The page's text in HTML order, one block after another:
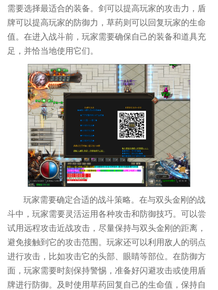
需要选择最适合的装备。剑可以提高玩家的攻击力，盾
牌可以提高玩家的防御力，草药则可以回复玩家的生命
值。在进入战斗前，玩家需要确保自己的装备和道具充
足，并恰当地使用它们。
玩家需要确定合适的战斗策略。在与双头金刚的战
斗中，玩家需要灵活运用各种攻击和防御技巧。可以尝
试用远程攻击近战攻击，尽量保持与双头金刚的距离，
避免接触到它的攻击范围。玩家还可以利用敌人的弱点
进行攻击，比如攻击它的头部、眼睛等部位。在防御方
面，玩家需要时刻保持警惕，准备好闪避攻击或使用盾
牌进行防御。及时使用草药回复自己的生命值，保持自